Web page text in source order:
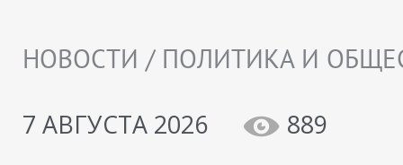
НОВОСТИ / ПОЛИТИКА И
7 АВГУСТА 2026
889